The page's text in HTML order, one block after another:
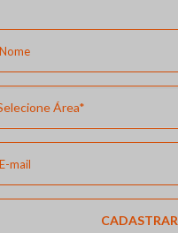
CADASTRAR